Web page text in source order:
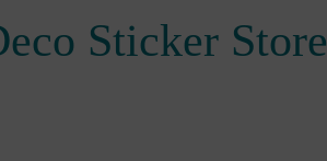
Sticker Store